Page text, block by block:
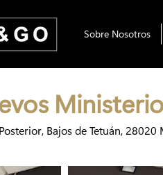
Sobre Nosotros
Bajos de Tetuán, 28020